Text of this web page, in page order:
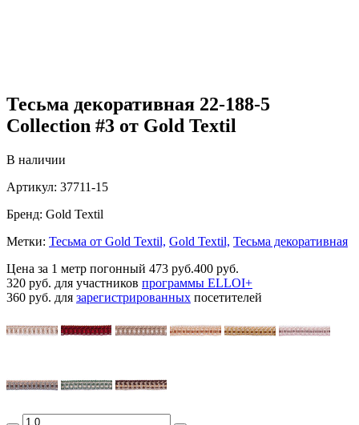
Тесьма декоративная 22-188-5
Collection #3 от Gold Textil
В наличии
Артикул: 37711-15
Бренд: Gold Textil
Метки: Тесьма от Gold Textil, Gold Textil, Тесьма декоративная
Цена за 1 метр погонный 473 руб.400 руб.
320 руб. для участников программы ELLOI+
360 руб. для зарегистрированных посетителей